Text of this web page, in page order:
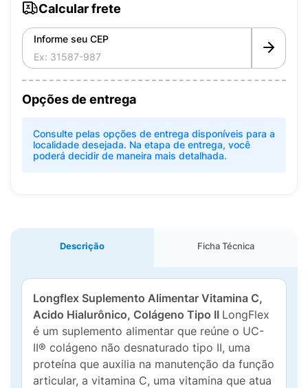
Calcular frete
Informe seu CEP
Opções de entrega
Consulte pelas opções de entrega disponíveis para a
localidade desejada. Na etapa de entrega, você
poderá decidir de maneira mais detalhada.
Descrição Ficha Técnica
Longflex Suplemento Alimentar Vitamina C,
Acido Hialurônico, Colágeno Tipo II LongFlex
é um suplemento alimentar que reúne o UC-
II® colágeno não desnaturado tipo II, uma
proteína que auxilia na manutenção da função
articular, a vitamina C, uma vitamina que atua